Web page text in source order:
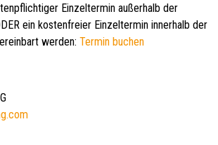
Einzeltermin außerhalb der
ein kostenfreier Einzeltermin innerhalb der
werden: Termin buchen